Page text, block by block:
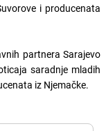
i producenata
partnera Sarajevo
saradnje mladih
iz Njemačke.